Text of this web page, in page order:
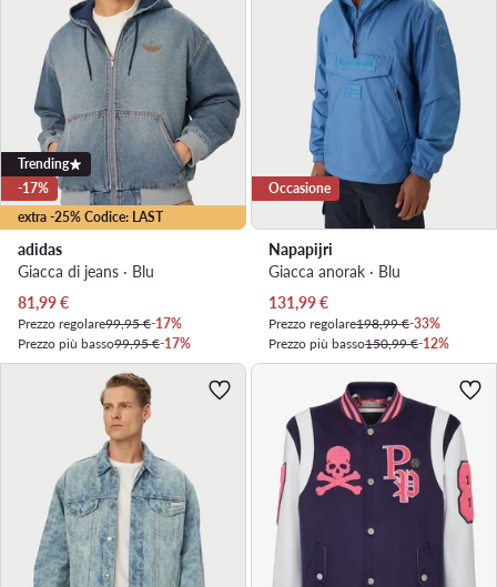
extra -25% Codice: LAST
Trending
-17%
adidas
Giacca di jeans · Blu
Prezzo attuale
81,99€
Prezzo regolare99,95 €-17%
Prezzo più basso99,95 €-17%
Occasione
Napapijri
Giacca anorak · Blu
Prezzo attuale
131,99€
Prezzo regolare198,99 €-33%
Prezzo più basso150,99 €-12%